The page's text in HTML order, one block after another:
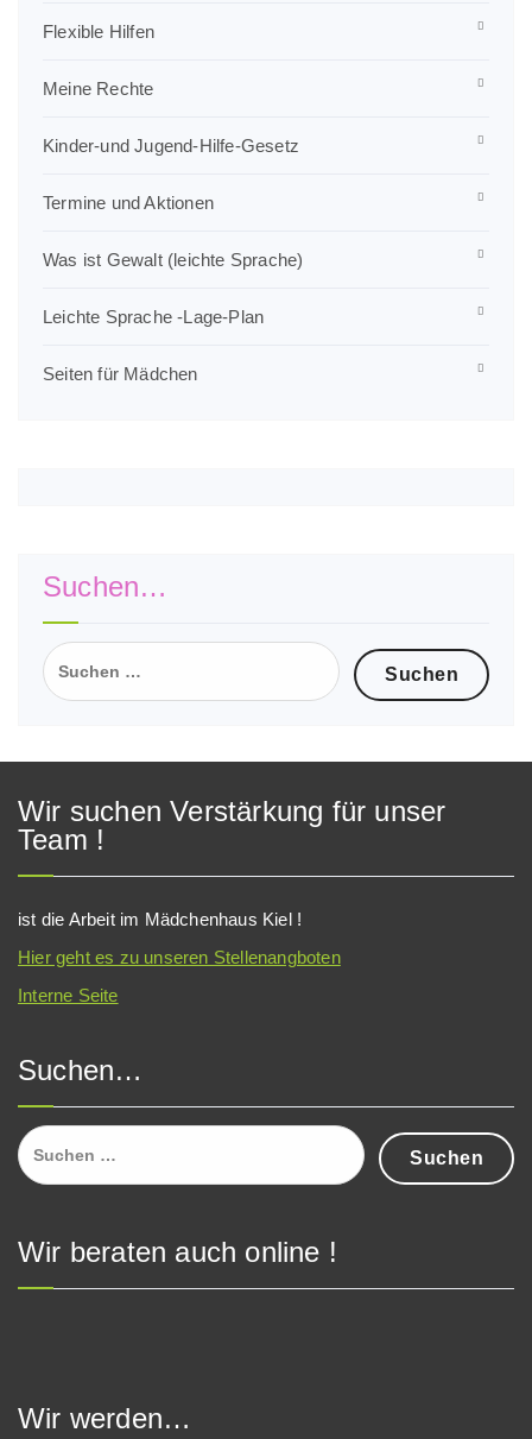
Flexible Hilfen
Meine Rechte
Kinder-und Jugend-Hilfe-Gesetz
Termine und Aktionen
Was ist Gewalt (leichte Sprache)
Leichte Sprache -Lage-Plan
Seiten für Mädchen
Suchen…
Suchen
nach:
Wir suchen Verstärkung für unser
Team !
ist die Arbeit im Mädchenhaus Kiel !
Hier geht es zu unseren Stellenangboten
Interne Seite
Suchen…
Suchen
nach:
Wir beraten auch online !
Wir werden…